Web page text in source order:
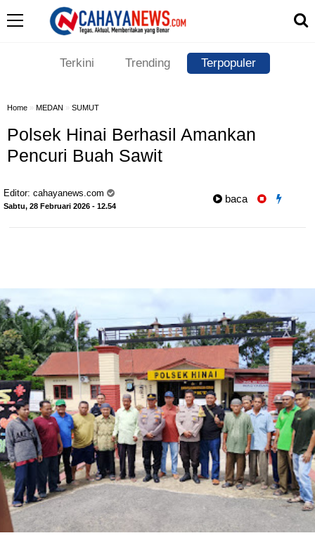
Terkini Trending Terpopuler
Home » MEDAN » SUMUT
Polsek Hinai Berhasil Amankan
Pencuri Buah Sawit
Editor: cahayanews.com
Sabtu, 28 Februari 2026 - 12.54
baca